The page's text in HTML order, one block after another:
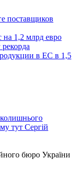
поставщиков
на 1,2 млрд евро
в ЕС в 1,5
тут Сергій
бюро України